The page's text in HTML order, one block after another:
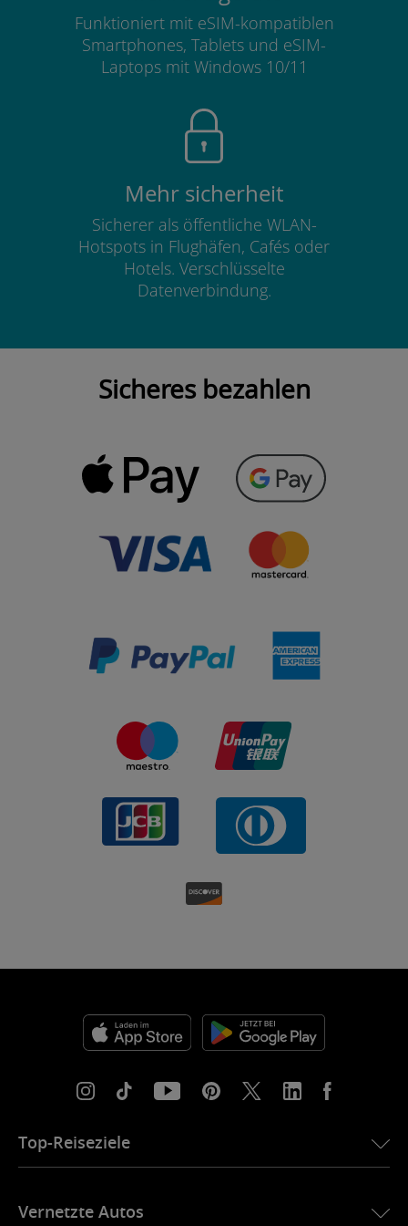
Funktioniert mit eSIM-kompatiblen
Smartphones, Tablets und eSIM-
Laptops mit Windows 10/11
Mehr sicherheit
Sicherer als öffentliche WLAN-
Hotspots in Flughäfen, Cafés oder
Hotels. Verschlüsselte
Datenverbindung.
Sicheres bezahlen
Top-Reiseziele
eSIM für Europa
Vernetzte Autos